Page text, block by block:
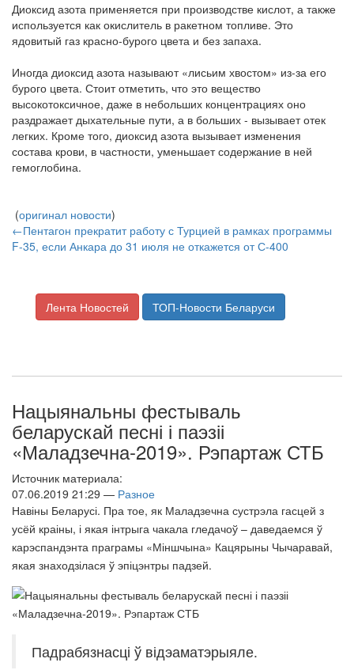
Диоксид азота применяется при производстве кислот, а также
используется как окислитель в ракетном топливе. Это
ядовитый газ красно-бурого цвета и без запаха.
Иногда диоксид азота называют «лисьим хвостом» из-за его
бурого цвета. Стоит отметить, что это вещество
высокотоксичное, даже в небольших концентрациях оно
раздражает дыхательные пути, а в больших - вызывает отек
легких. Кроме того, диоксид азота вызывает изменения
состава крови, в частности, уменьшает содержание в ней
гемоглобина.
(оригинал новости)
←Пентагон прекратит работу с Турцией в рамках программы
F-35, если Анкара до 31 июля не откажется от С-400
Лента Новостей ТОП-Новости Беларуси
Нацыянальны фестываль
беларускай песні і паэзіі
«Маладзечна-2019». Рэпартаж СТБ
Источник материала:
07.06.2019 21:29 — Разное
Навіны Беларусі. Пра тое, як Маладзечна сустрэла гасцей з
усёй краіны, і якая інтрыга чакала гледачоў – даведаемся ў
карэспандэнта праграмы «Міншчына» Кацярыны Чычаравай,
якая знаходзілася ў эпіцэнтры падзей.
Падрабязнасці ў відэаматэрыяле.